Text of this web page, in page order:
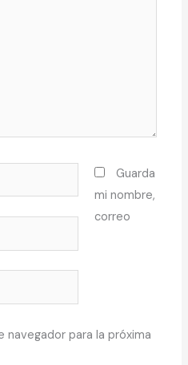
Guarda
mi nombre,
correo
para la próxima